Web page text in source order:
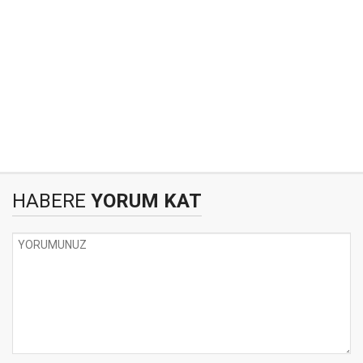
HABERE YORUM KAT